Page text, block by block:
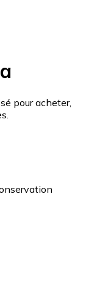
pour acheter,